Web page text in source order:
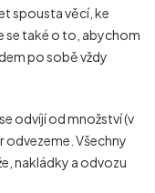
spousta věcí, ke
se také o to, abychom
po sobě vždy
se odvíjí od množství (v
odvezeme. Všechny
nakládky a odvozu